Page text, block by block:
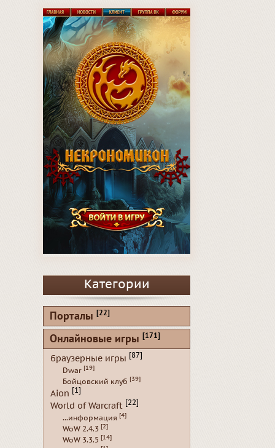
Категории
Порталы [22]
Онлайновые игры [171]
браузерные игры [87]
Dwar [19]
Бойцовский клуб [39]
Aion [1]
World of Warcraft [22]
...информация [4]
WoW 2.4.3 [2]
WoW 3.3.5 [14]